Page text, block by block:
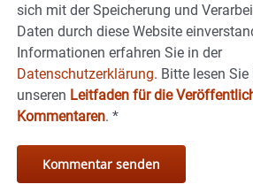
sich mit der Speicherung und
Daten durch diese Website
Informationen erfahren Sie in der
Datenschutzerklärung. Bitte lesen Sie
unseren Leitfaden für die
Kommentaren. *